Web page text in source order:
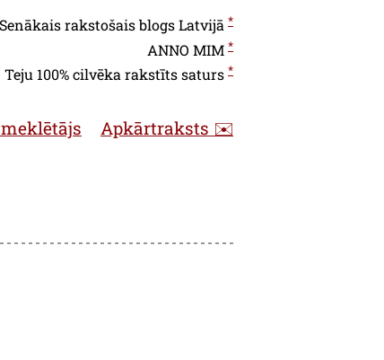
Senākais rakstošais blogs Latvijā *
ANNO MIM *
Teju 100% cilvēka rakstīts saturs *
Apkārtraksts ✉️